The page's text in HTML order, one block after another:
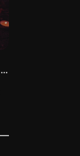
Halloween, Entre Lumière et Obscurité : Un Temps pour Honorer l’Invisible